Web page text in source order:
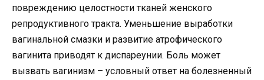
повреждению целостности тканей женского
репродуктивного тракта. Уменьшение выработки
вагинальной смазки и развитие атрофического
вагинита приводят к диспареунии. Боль может
вызвать вагинизм – условный ответ на болезненный